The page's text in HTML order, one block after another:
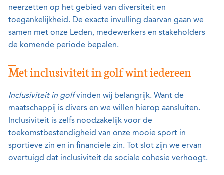
neerzetten op het gebied van diversiteit en
toegankelijkheid. De exacte invulling daarvan gaan we
samen met onze Leden, medewerkers en stakeholders
de komende periode bepalen.
Met inclusiviteit in golf wint iedereen
Inclusiviteit in golfvinden wij belangrijk. Want de
maatschappij is divers en we willen hierop aansluiten.
Inclusiviteit is zelfs noodzakelijk voor de
toekomstbestendigheid van onze mooie sport in
sportieve zin en in financiële zin. Tot slot zijn we ervan
overtuigd dat inclusiviteit de sociale cohesie verhoogt.